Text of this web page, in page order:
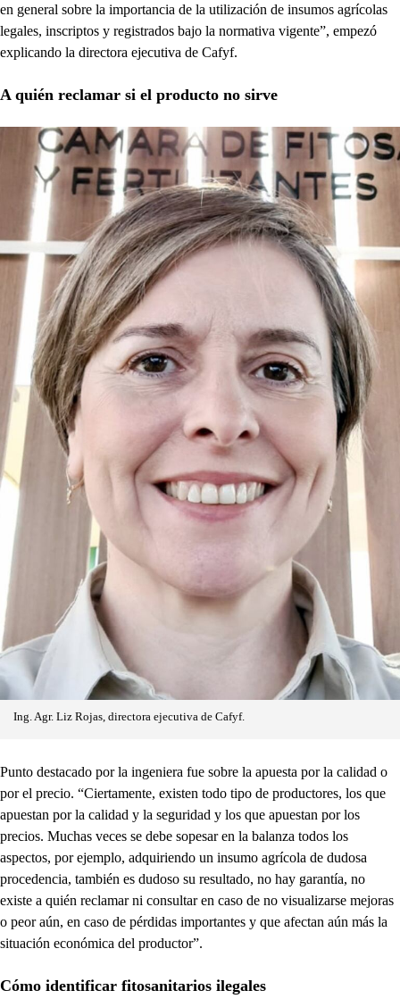
en general sobre la importancia de la utilización de insumos agrícolas
legales, inscriptos y registrados bajo la normativa vigente”, empezó
explicando la directora ejecutiva de Cafyf.
A quién reclamar si el producto no sirve
Ing. Agr. Liz Rojas, directora ejecutiva de Cafyf.
Punto destacado por la ingeniera fue sobre la apuesta por la calidad o
por el precio. “Ciertamente, existen todo tipo de productores, los que
apuestan por la calidad y la seguridad y los que apuestan por los
precios. Muchas veces se debe sopesar en la balanza todos los
aspectos, por ejemplo, adquiriendo un insumo agrícola de dudosa
procedencia, también es dudoso su resultado, no hay garantía, no
existe a quién reclamar ni consultar en caso de no visualizarse mejoras
o peor aún, en caso de pérdidas importantes y que afectan aún más la
situación económica del productor”.
Cómo identificar fitosanitarios ilegales